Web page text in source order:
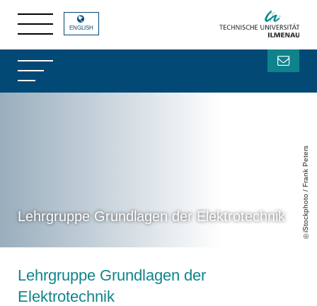
Lehrgruppe Grundlagen der Elektrotechnik iStockphoto / Frank Peters
ENGLISH
Lehrgruppe Grundlagen der
Elektrotechnik